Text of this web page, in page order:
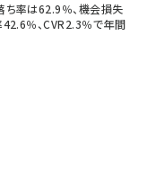
ち率は62.9％、機会損失
％、CVR2.3％で年間